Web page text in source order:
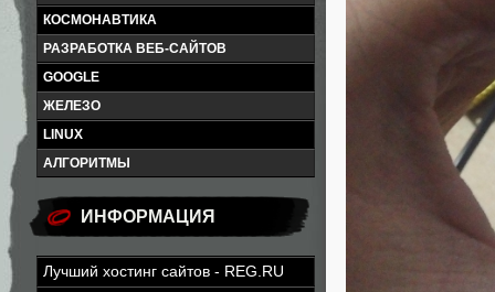
КОСМОНАВТИКА
РАЗРАБОТКА ВЕБ-САЙТОВ
GOOGLE
ЖЕЛЕЗО
LINUX
АЛГОРИТМЫ
ИНФОРМАЦИЯ
Лучший хостинг сайтов - REG.RU